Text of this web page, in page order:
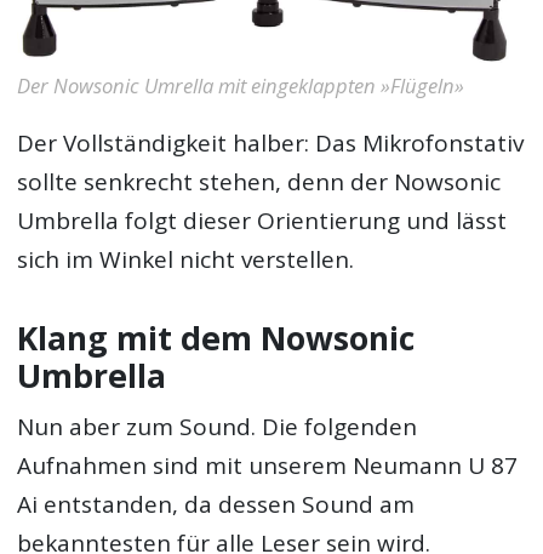
Der Nowsonic Umrella mit eingeklappten »Flügeln»
Der Vollständigkeit halber: Das Mikrofonstativ
sollte senkrecht stehen, denn der Nowsonic
Umbrella folgt dieser Orientierung und lässt
sich im Winkel nicht verstellen.
Klang mit dem Nowsonic
Umbrella
Nun aber zum Sound. Die folgenden
Aufnahmen sind mit unserem Neumann U 87
Ai entstanden, da dessen Sound am
bekanntesten für alle Leser sein wird.